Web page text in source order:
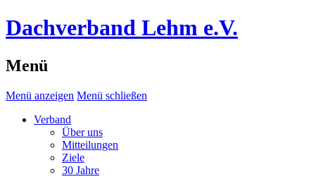
Dachverband Lehm e.V.
Menü
Menü anzeigen Menü schließen
Verband
Über uns
Mitteilungen
Ziele
30 Jahre